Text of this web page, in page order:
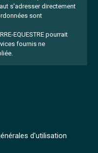
s'adresser directement
sont
EQUESTRE pourrait
fournis ne
d'utilisation